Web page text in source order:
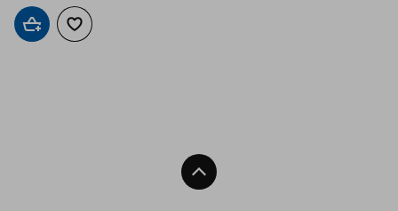
Προσθήκη στο καλάθι
Προσθήκη στα αγαπημένα
Back To Top